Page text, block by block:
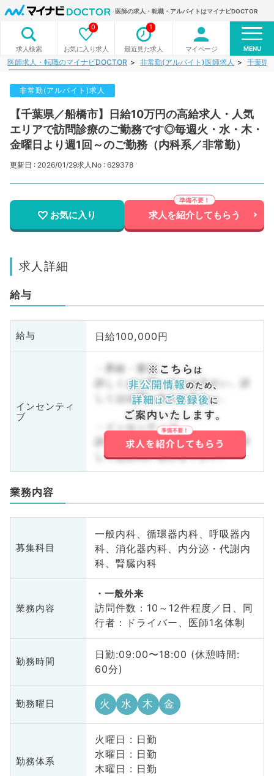
医師の求人・転職・アルバイトはマイナビDOCTOR
求人検索 お気に入り求人
0
最近見た求人
1
マイページ MENU
医師求人・転職のマイナビDOCTOR 非常勤(アルバイト)医師求人 千葉県
非常勤(アルバイト)求人
【千葉県／船橋市】日給10万円の高給求人・人気
エリアで訪問診療のご勤務です◎毎週火・水・木・
金曜日より週1回～のご勤務（内科系／非常勤）
更新日 : 2026/01/29求人No : 629378
お気に入り 求人を紹介してもらう
求人詳細
給与
給与 日給100,000円
インセンティ
ブ
・昇給・賞与
詳しくはお問い合わせ下さい。詳
しくはお問い合わせ下さい。
・インセンティブ
詳しくはお問い合わせ下さい。詳
しくはお問い合わせ下さい。
業務内容
募集科目
一般内科、循環器内科、呼吸器内
科、消化器内科、内分泌・代謝内
科、腎臓内科
業務内容
一般外来
訪問件数：10～12件程度／日、同
行者：ドライバー、医師1名体制
勤務時間
日勤:09:00〜18:00 (休憩時間:
60分)
勤務曜日 火 水 木 金
勤務体系
火曜日 : 日勤
水曜日 : 日勤
木曜日 : 日勤